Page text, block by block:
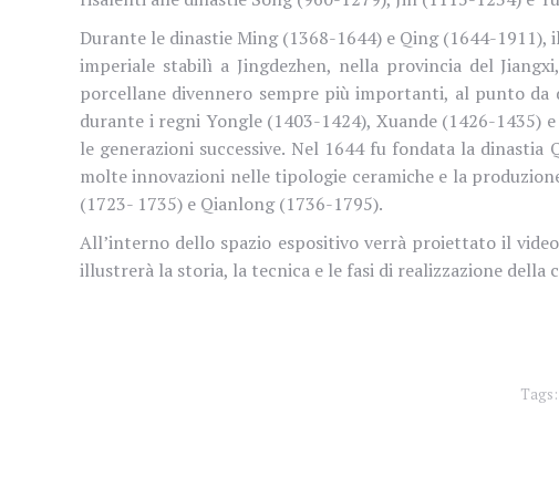
Durante le dinastie Ming (1368-1644) e Qing (1644-
imperiale stabilì a Jingdezhen, nella provincia del
porcellane divennero sempre più importanti, al punto
durante i regni Yongle (1403-1424), Xuande (1426-1435)
le generazioni successive. Nel 1644 fu fondata la
molte innovazioni nelle tipologie ceramiche e la
(1723- 1735) e Qianlong (1736-1795).
All’interno dello spazio espositivo verrà proiettato il video
illustrerà la storia, la tecnica e le fasi di realizzazione della
Tags: